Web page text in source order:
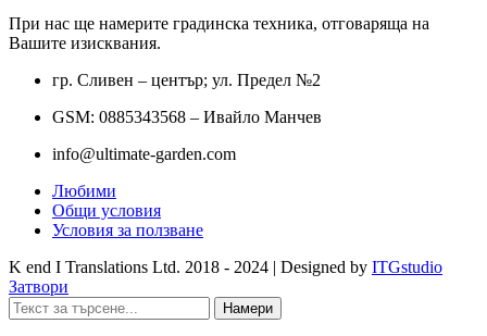
При нас ще намерите градинска техника, отговаряща на
Вашите изисквания.
гр. Сливен – център; ул. Предел №2
GSM: 0885343568 – Ивайло Манчев
info@ultimate-garden.com
Любими
Общи условия
Условия за ползване
K end I Translations Ltd. 2018 - 2024 | Designed by ITGstudio
Затвори
Намери